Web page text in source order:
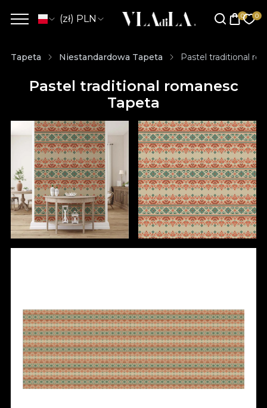
(zł) PLN
Tapeta Niestandardowa Tapeta Pastel traditional
Pastel traditional romanesc
Tapeta